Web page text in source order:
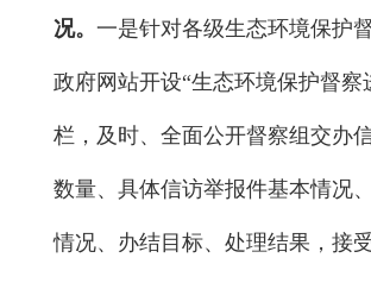
况。 一是针对各级生态环境保护
政府网站开设“生态环境保护督察
栏，及时、全面公开督察组交办
数量、具体信访举报件基本情况
情况、办结目标、处理结果，接